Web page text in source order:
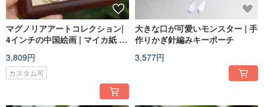
マグノリアアートコレクション|
4インチの中国絵画 | マイカ紙 |
3,809円
カスタム可
大きな口が可愛いモンスター | 手
作りかぎ針編みキーポーチ
3,577円